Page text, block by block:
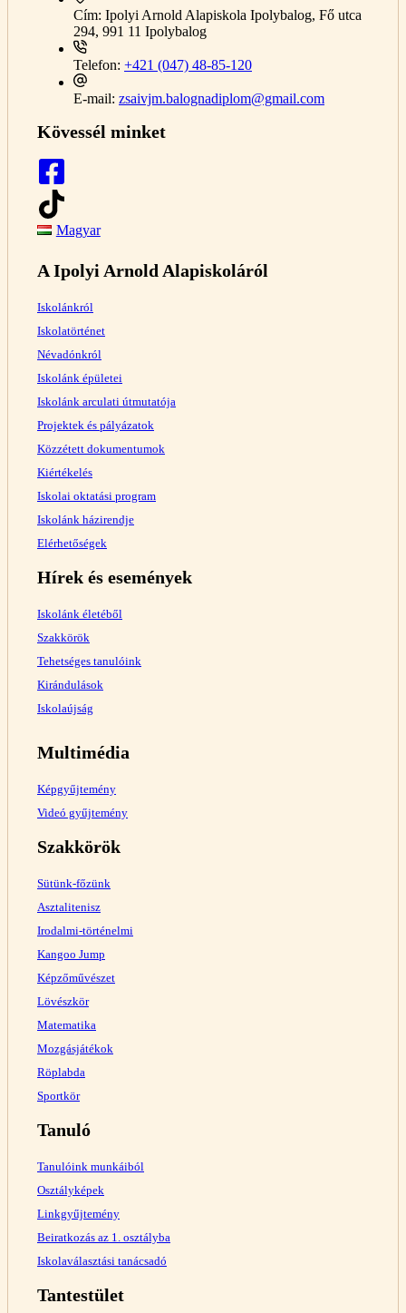
Cím: Ipolyi Arnold Alapiskola Ipolybalog, Fő utca
294, 991 11 Ipolybalog
Telefon: +421 (047) 48-85-120
E-mail: zsaivjm.balognadiplom@gmail.com
Kövessél minket
Magyar
A Ipolyi Arnold Alapiskoláról
Iskolánkról
Iskolatörténet
Névadónkról
Iskolánk épületei
Iskolánk arculati útmutatója
Projektek és pályázatok
Közzétett dokumentumok
Kiértékelés
Iskolai oktatási program
Iskolánk házirendje
Elérhetőségek
Hírek és események
Iskolánk életéből
Szakkörök
Tehetséges tanulóink
Kirándulások
Iskolaújság
Multimédia
Képgyűjtemény
Videó gyűjtemény
Szakkörök
Sütünk-főzünk
Asztalitenisz
Irodalmi-történelmi
Kangoo Jump
Képzőművészet
Lövészkör
Matematika
Mozgásjátékok
Röplabda
Sportkör
Tanuló
Tanulóink munkáiból
Osztályképek
Linkgyűjtemény
Beiratkozás az 1. osztályba
Iskolaválasztási tanácsadó
Tantestület